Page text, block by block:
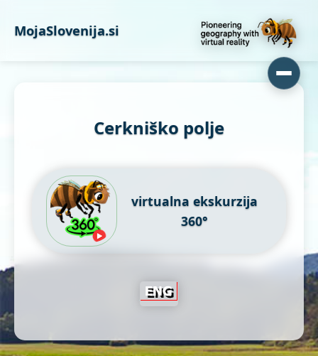
MojaSlovenija.si
Cerkniško polje
virtualna ekskurzija
360°